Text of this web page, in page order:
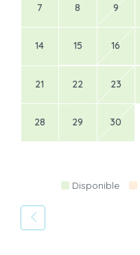
7 8 9
14 15 16
21 22 23
28 29 30
Disponible